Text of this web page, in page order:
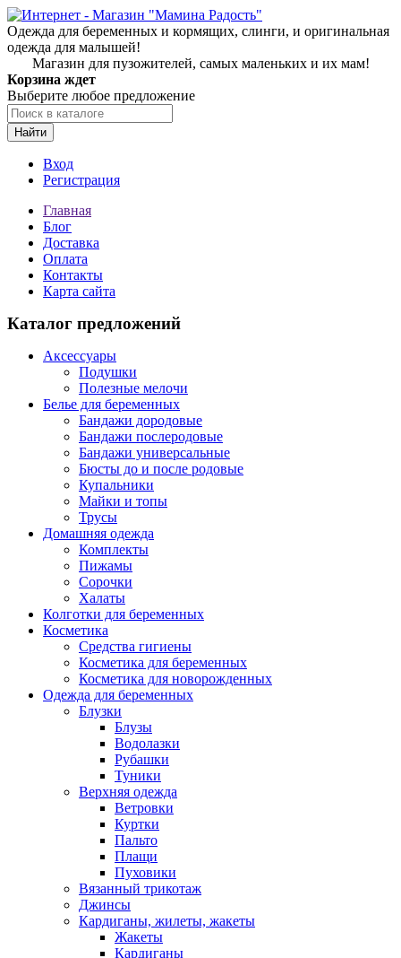
Одежда для беременных и кормящих, слинги, и оригинальная
одежда для малышей!
Магазин для пузожителей, самых маленьких и их мам!
Корзина ждет
Выберите любое предложение
Найти
Вход
Регистрация
Главная
Блог
Доставка
Оплата
Контакты
Карта сайта
Каталог предложений
Аксессуары
Подушки
Полезные мелочи
Белье для беременных
Бандажи дородовые
Бандажи послеродовые
Бандажи универсальные
Бюсты до и после родовые
Купальники
Майки и топы
Трусы
Домашняя одежда
Комплекты
Пижамы
Сорочки
Халаты
Колготки для беременных
Косметика
Cредства гигиены
Косметика для беременных
Косметика для новорожденных
Одежда для беременных
Блузки
Блузы
Водолазки
Рубашки
Туники
Верхняя одежда
Ветровки
Куртки
Пальто
Плащи
Пуховики
Вязанный трикотаж
Джинсы
Кардиганы, жилеты, жакеты
Жакеты
Кардиганы